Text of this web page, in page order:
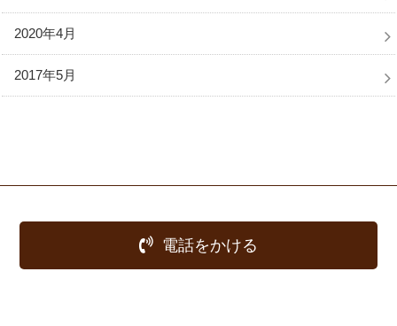
2020年4月
2017年5月
電話をかける